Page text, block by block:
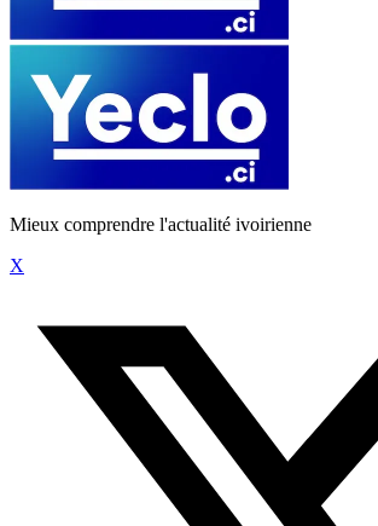
Mieux comprendre l'actualité ivoirienne
X